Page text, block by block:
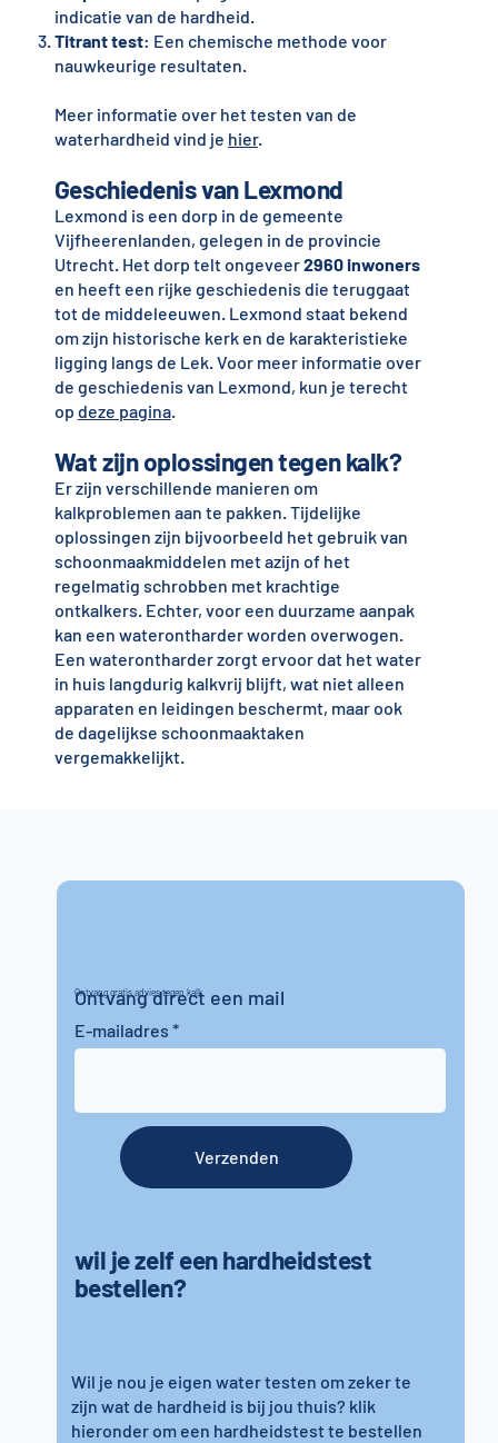
indicatie van de hardheid.
Titrant test: Een chemische methode voor
nauwkeurige resultaten.
Meer informatie over het testen van de
waterhardheid vind je hier.
Geschiedenis van Lexmond
Lexmond is een dorp in de gemeente
Vijfheerenlanden, gelegen in de provincie
Utrecht. Het dorp telt ongeveer2960 inwoners
en heeft een rijke geschiedenis die teruggaat
tot de middeleeuwen. Lexmond staat bekend
om zijn historische kerk en de karakteristieke
ligging langs de Lek. Voor meer informatie over
de geschiedenis van Lexmond, kun je terecht
op deze pagina.
Wat zijn oplossingen tegen kalk?
Er zijn verschillende manieren om
kalkproblemen aan te pakken. Tijdelijke
oplossingen zijn bijvoorbeeld het gebruik van
schoonmaakmiddelen met azijn of het
regelmatig schrobben met krachtige
ontkalkers. Echter, voor een duurzame aanpak
kan een waterontharder worden overwogen.
Een waterontharder zorgt ervoor dat het water
in huis langdurig kalkvrij blijft, wat niet alleen
apparaten en leidingen beschermt, maar ook
de dagelijkse schoonmaaktaken
vergemakkelijkt.
Ontvang gratis advies tegen kalk
Ontvang direct een mail
wil je zelf een hardheidstest
bestellen?
E-mailadres
Wil je nou je eigen water testen om zeker te
zijn wat de hardheid is bij jou thuis? klik
hieronder om een hardheidstest te bestellen
Verzenden